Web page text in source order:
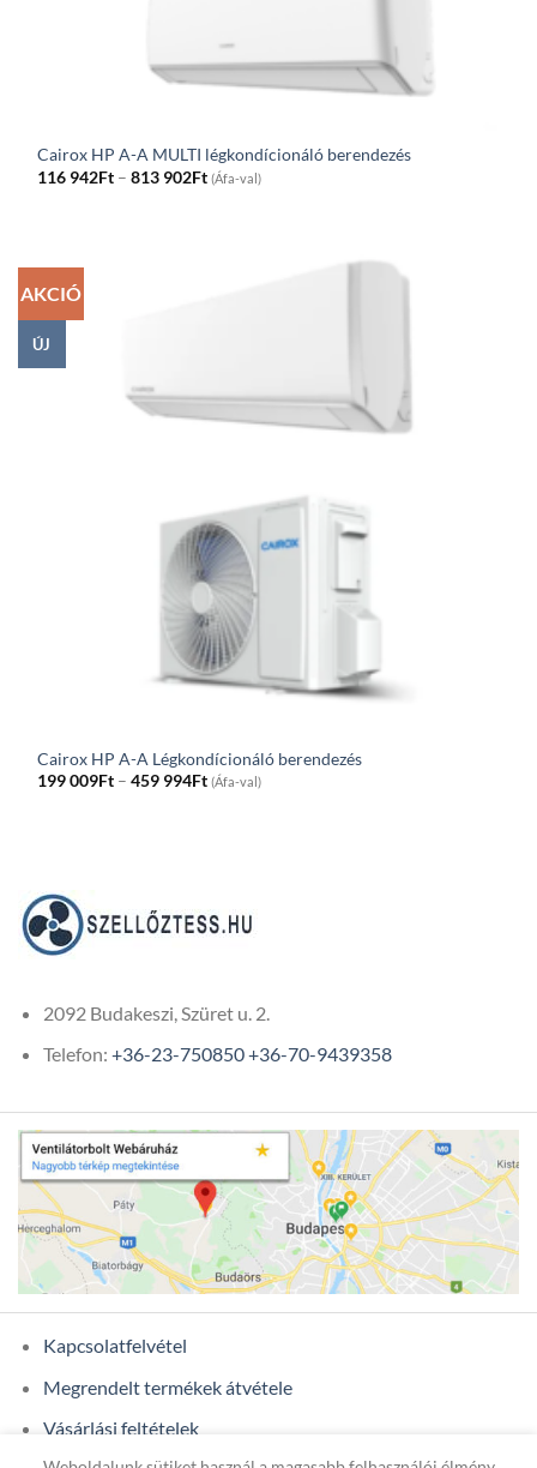
Cairox HP A-A MULTI légkondícionáló berendezés
116 942Ft – 813 902FtPrice
range:
(Áfa-val)
AKCIÓ
ÚJ
Cairox HP A-A Légkondícionáló berendezés
199 009Ft – 459 994FtPrice
range:
(Áfa-val)
2092 Budakeszi, Szüret u. 2.
Telefon: +36-23-750850+36-70-9439358
Kapcsolatfelvétel
Megrendelt termékek átvétele
Vásárlási feltételek